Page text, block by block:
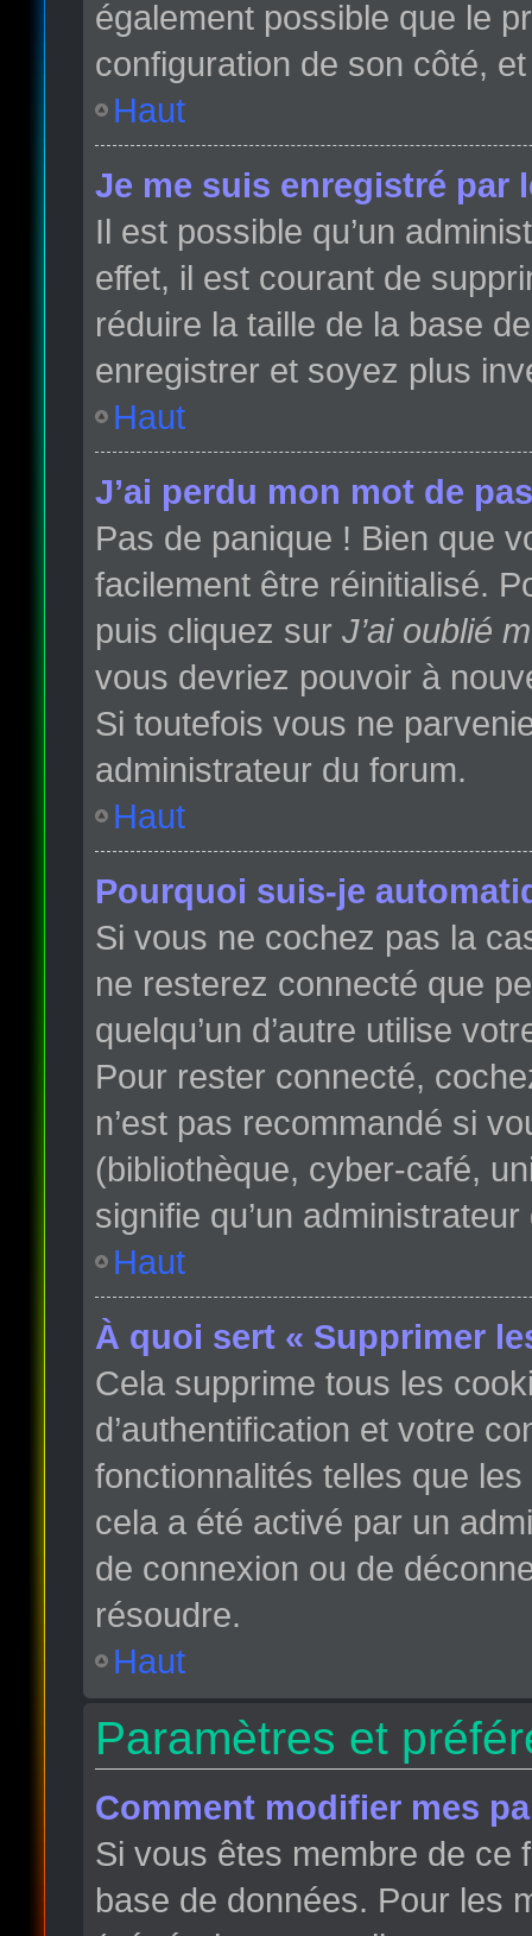
également possible que le
configuration de son côté,
Haut
Je me suis enregistré par
Il est possible qu’un
effet, il est courant de
réduire la taille de la base
enregistrer et soyez plus
Haut
J’ai perdu mon mot de
Pas de panique ! Bien que
facilement être réinitialisé.
puis cliquez sur J’ai oublié
vous devriez pouvoir à
Si toutefois vous ne
administrateur du forum.
Haut
Pourquoi suis-je
Si vous ne cochez pas la
ne resterez connecté que
quelqu’un d’autre utilise
Pour rester connecté,
n’est pas recommandé si
(bibliothèque, cyber-café,
signifie qu’un
Haut
À quoi sert « Supprimer
Cela supprime tous les
d’authentification et votre
fonctionnalités telles que
cela a été activé par un
de connexion ou de
résoudre.
Haut
Paramètres et
Comment modifier mes
Si vous êtes membre de ce
base de données. Pour les